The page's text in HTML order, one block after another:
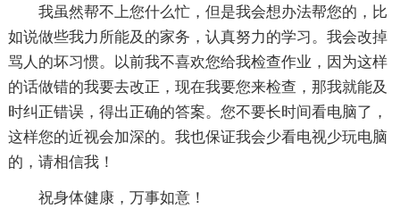
我虽然帮不上您什么忙，但是我会想办法帮您的，比
如说做些我力所能及的家务，认真努力的学习。我会改掉
骂人的坏习惯。以前我不喜欢您给我检查作业，因为这样
的话做错的我要去改正，现在我要您来检查，那我就能及
时纠正错误，得出正确的答案。您不要长时间看电脑了，
这样您的近视会加深的。我也保证我会少看电视少玩电脑
的，请相信我！
祝身体健康，万事如意！